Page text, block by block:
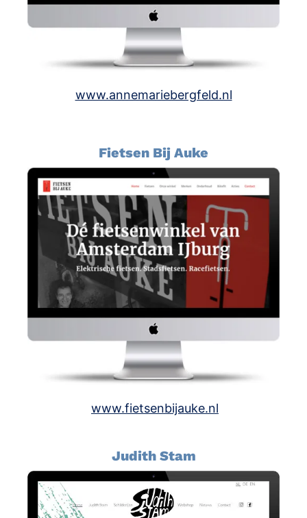
www.annemariebergfeld.nl
Fietsen Bij Auke
www.fietsenbijauke.nl
Judith Stam